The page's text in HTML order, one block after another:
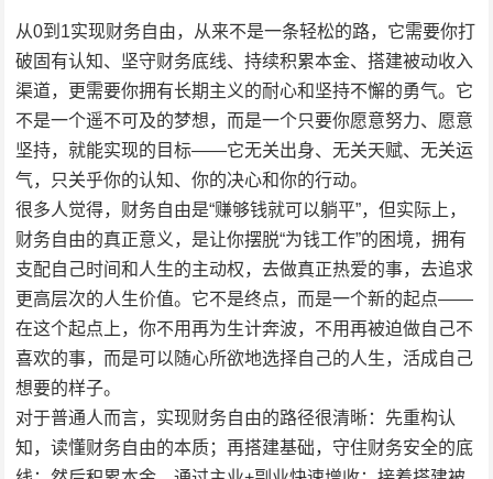
从0到1实现财务自由，从来不是一条轻松的路，它需要你打
破固有认知、坚守财务底线、持续积累本金、搭建被动收入
渠道，更需要你拥有长期主义的耐心和坚持不懈的勇气。它
不是一个遥不可及的梦想，而是一个只要你愿意努力、愿意
坚持，就能实现的目标——它无关出身、无关天赋、无关运
气，只关乎你的认知、你的决心和你的行动。
很多人觉得，财务自由是“赚够钱就可以躺平”，但实际上，
财务自由的真正意义，是让你摆脱“为钱工作”的困境，拥有
支配自己时间和人生的主动权，去做真正热爱的事，去追求
更高层次的人生价值。它不是终点，而是一个新的起点——
在这个起点上，你不用再为生计奔波，不用再被迫做自己不
喜欢的事，而是可以随心所欲地选择自己的人生，活成自己
想要的样子。
对于普通人而言，实现财务自由的路径很清晰：先重构认
知，读懂财务自由的本质；再搭建基础，守住财务安全的底